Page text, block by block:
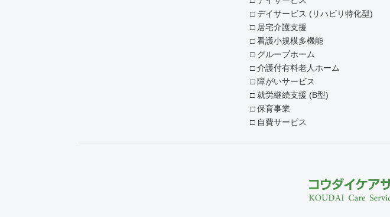
デイサービス (リハビリ特化型)
居宅介護支援
看護小規模多機能
グループホーム
介護付有料老人ホーム
障がいサービス
就労継続支援 (B型)
保育事業
自費サービス